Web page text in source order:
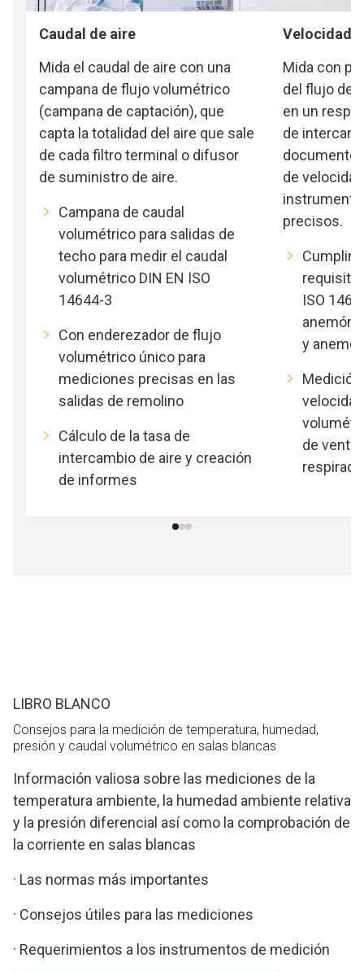
Caudal de aire
Mida el caudal de aire con una
campana de flujo volumétrico
(campana de captación), que
capta la totalidad del aire que sale
de cada filtro terminal o difusor
de suministro de aire.
Campana de caudal
volumétrico para salidas de
techo para medir el caudal
volumétrico DIN EN ISO
14644-3
Con enderezador de flujo
volumétrico único para
mediciones precisas en las
salidas de remolino
Cálculo de la tasa de
intercambio de aire y creación
de informes
Velocidad
Mida con
del flujo de
en un
de
documente
de
precisos.
ISO
y
de
LIBRO BLANCO
Consejos para la medición de temperatura, humedad,
presión y caudal volumétrico en salas blancas
Información valiosa sobre las mediciones de la
temperatura ambiente, la humedad ambiente relativa
y la presión diferencial así como la comprobación de
la corriente en salas blancas
· Las normas más importantes
· Consejos útiles para las mediciones
· Requerimientos a los instrumentos de medición